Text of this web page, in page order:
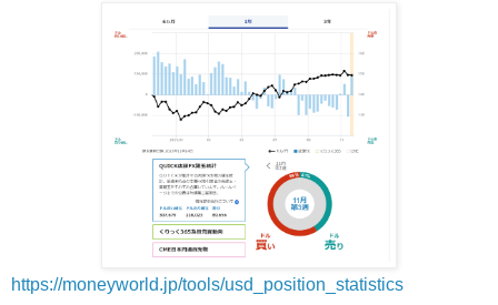
https://moneyworld.jp/tools/usd_position_statistics